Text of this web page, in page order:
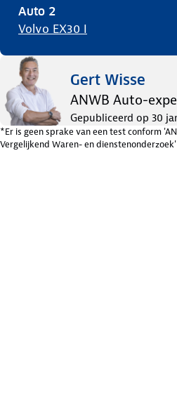
Auto 2
Volvo EX30 I
Gert Wisse
ANWB Auto-
Gepubliceerd op 30
*Er is geen sprake van een test conform
Vergelijkend Waren- en dienstenonderzoek'